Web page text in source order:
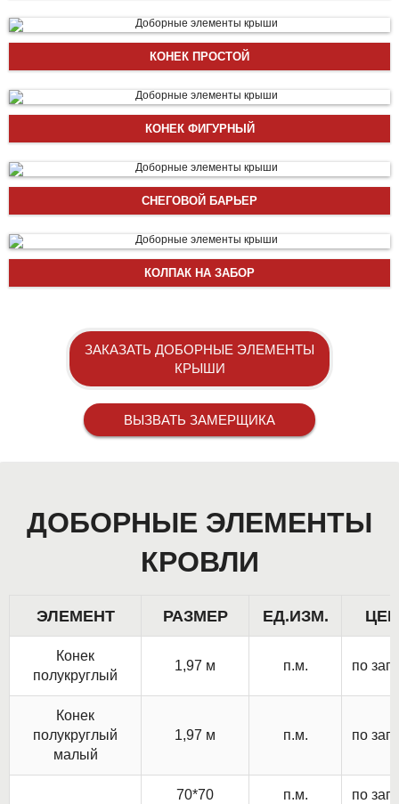
КОНЕК ПРОСТОЙ
КОНЕК ФИГУРНЫЙ
СНЕГОВОЙ БАРЬЕР
КОЛПАК НА ЗАБОР
ЗАКАЗАТЬ ДОБОРНЫЕ ЭЛЕМЕНТЫ
КРЫШИ
ВЫЗВАТЬ ЗАМЕРЩИКА
ДОБОРНЫЕ ЭЛЕМЕНТЫ
КРОВЛИ
ЭЛЕМЕНТ РАЗМЕР ЕД.ИЗМ.
Конек
полукруглый
1,97 м п.м. по
Конек
полукруглый
малый
1,97 м п.м. по
70*70 п.м. по